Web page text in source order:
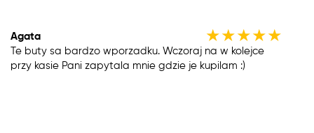
Agata ★★★★★
Te buty sa bardzo wporzadku. Wczoraj na w kolejce
przy kasie Pani zapytala mnie gdzie je kupilam :)